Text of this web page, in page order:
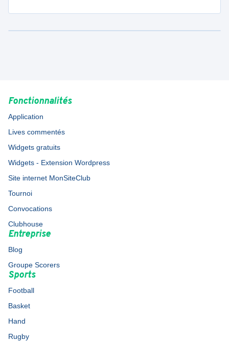
Fonctionnalités
Application
Lives commentés
Widgets gratuits
Widgets - Extension Wordpress
Site internet MonSiteClub
Tournoi
Convocations
Clubhouse
Entreprise
Blog
Groupe Scorers
Sports
Football
Basket
Hand
Rugby